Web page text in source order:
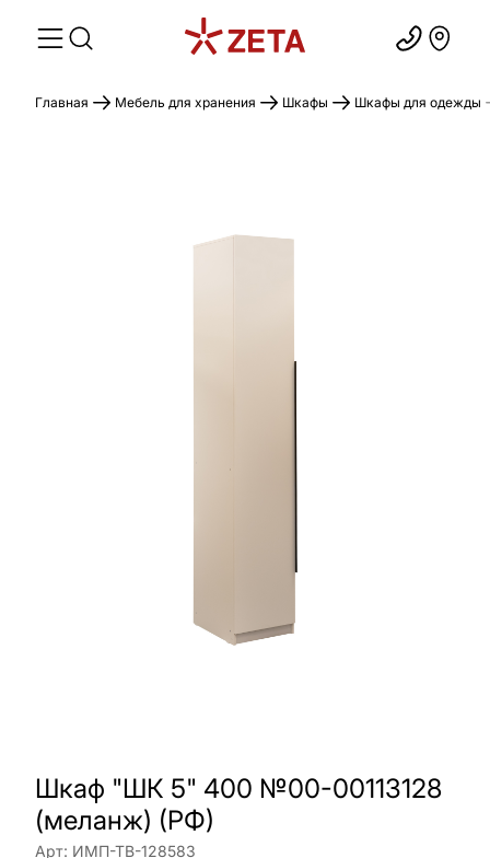
Главная Мебель для хранения Шкафы Шкафы для одежды
Шкаф "ШК 5" 400 №00-00113128
(меланж) (РФ)
Арт: ИМП-ТВ-128583